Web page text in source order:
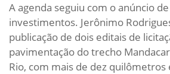
A agenda seguiu com o anúncio
investimentos. Jerônimo
publicação de dois editais de
pavimentação do trecho
Rio, com mais de dez quilômetros